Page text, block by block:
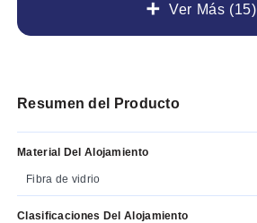
Ver Más (15)
Resumen del Producto
Material Del Alojamiento
Fibra de vidrio
Clasificaciones Del Alojamiento